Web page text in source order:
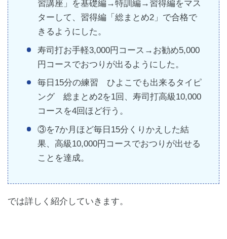
習講座」を基礎編→特訓編→習得編をマス
ターして、習得編「総まとめ2」で合格で
きるようにした。
寿司打お手軽3,000円コース→お勧め5,000
円コースでおつりが出るようにした。
毎日15分の練習 ひよこでも出来るタイピ
ング 総まとめ2を1回、寿司打高級10,000
コースを4回ほど行う。
③を7か月ほど毎日15分くりかえした結
果、高級10,000円コースでおつりが出せる
ことを達成。
では詳しく紹介していきます。